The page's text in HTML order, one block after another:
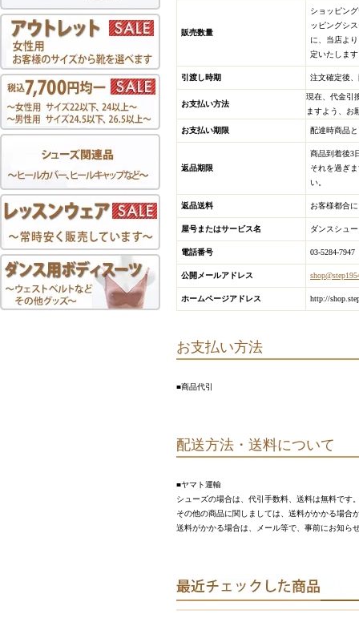
販売数量
ショッピン
ッピングシ
に、当店よ
定いたしま
引渡し時期 注文確定後
お支払い方法
現在、代金引
ますよう、お
お支払い期限 配達時商品
返品期限
商品到着後3
それを過ぎ
い。
返品送料 お客様都合
屋号またはサービス名 ダンスシュ
電話番号 03-5284-7947
公開メールアドレス
ホームページアドレス http://
お支払い方法
■商品代引
配送方法・送料について
■ヤマト運輸
シューズの場合は、代引手数料、送料は無料です
その他の商品に関しましては、送料がかかる場合
送料がかかる場合は、メール等で、事前にお知ら